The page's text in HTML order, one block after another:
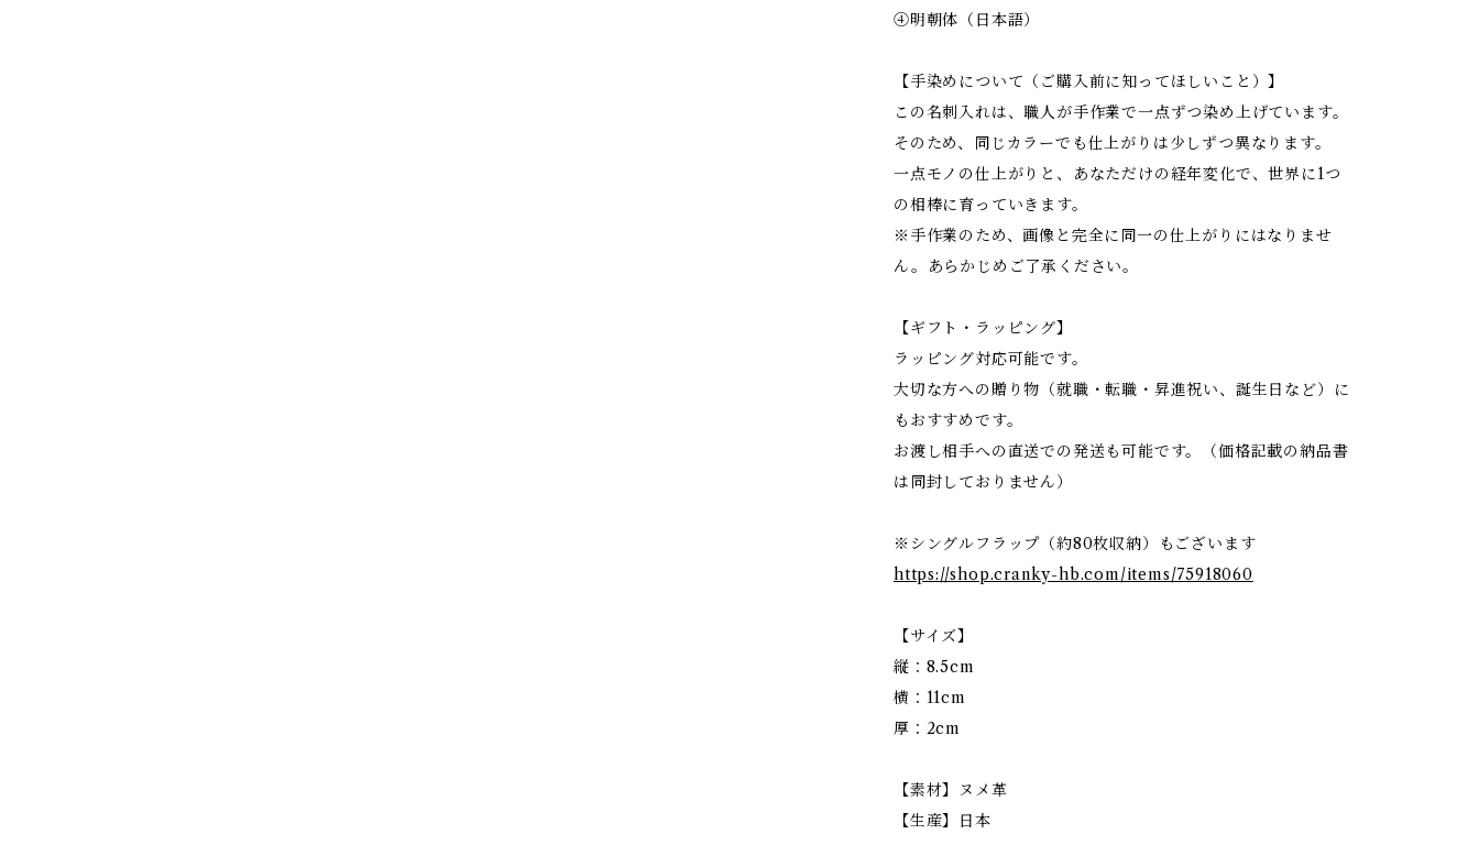
④明朝体（日本語）
【手染めについて（ご購入前に知ってほしいこと）】
この名刺入れは、職人が手作業で一点ずつ染め上げています。
そのため、同じカラーでも仕上がりは少しずつ異なります。
一点モノの仕上がりと、あなただけの経年変化で、世界に1つ
の相棒に育っていきます。
※手作業のため、画像と完全に同一の仕上がりにはなりませ
ん。あらかじめご了承ください。
【ギフト・ラッピング】
ラッピング対応可能です。
大切な方への贈り物（就職・転職・昇進祝い、誕生日など）に
もおすすめです。
お渡し相手への直送での発送も可能です。（価格記載の納品書
は同封しておりません）
※シングルフラップ（約80枚収納）もございます
https://shop.cranky-hb.com/items/75918060
【サイズ】
縦：8.5cm
横：11cm
厚：2cm
【素材】ヌメ革
【生産】日本